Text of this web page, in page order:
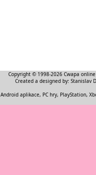
Copyright © 1998-2026 Cwapa
Created a designed by: Stanislav
Android aplikace, PC hry, PlayStation,